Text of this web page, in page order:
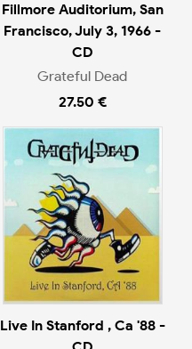
Fillmore Auditorium, San
Francisco, July 3, 1966 -
CD
Grateful Dead
27.50 €
Live In Stanford , Ca '88 -